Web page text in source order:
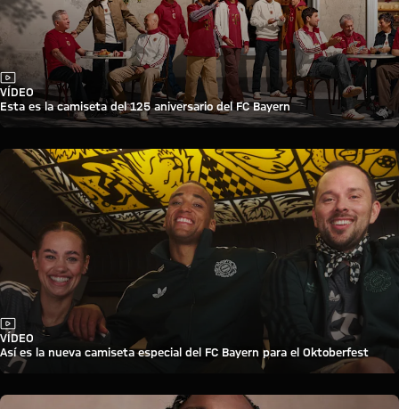
Vídeo
VÍDEO
Esta es la camiseta del 125 aniversario del FC Bayern
Vídeo
VÍDEO
Así es la nueva camiseta especial del FC Bayern para el Oktoberfest